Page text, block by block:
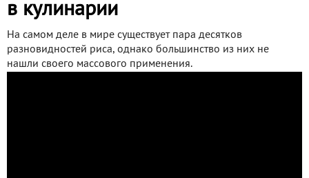
в кулинарии
На самом деле в мире существует пара десятков
разновидностей риса, однако большинство из них не
нашли своего массового применения.